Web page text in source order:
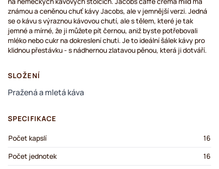
známou a ceněnou chuť kávy Jacobs, ale v jemnější verzi. Jedná
se o kávu s výraznou kávovou chutí, ale s tělem, které je tak
jemné a mírné, že ji můžete pít černou, aniž byste potřebovali
mléko nebo cukr na dokreslení chuti. Je to ideální šálek kávy pro
klidnou přestávku - s nádhernou zlatavou pěnou, která ji dotváří.
SLOŽENÍ
Pražená a mletá káva
SPECIFIKACE
Počet kapslí
16
Počet jednotek
16